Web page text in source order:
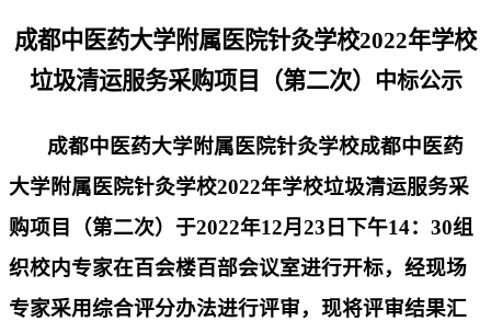
成都中医药大学附属医院针灸学校2022年学校
垃圾清运服务采购项目（第二次）
中标公示
成都中医药大学附属医院针灸学校成都中医药
大学附属医院针灸学校2022年学校垃圾清运服务采
购项目（第二次）于2022年12月23日下午14：30组
织校内专家在百会楼百部会议室进行开标，经现场
专家采用综合评分办法进行评审，现将评审结果汇